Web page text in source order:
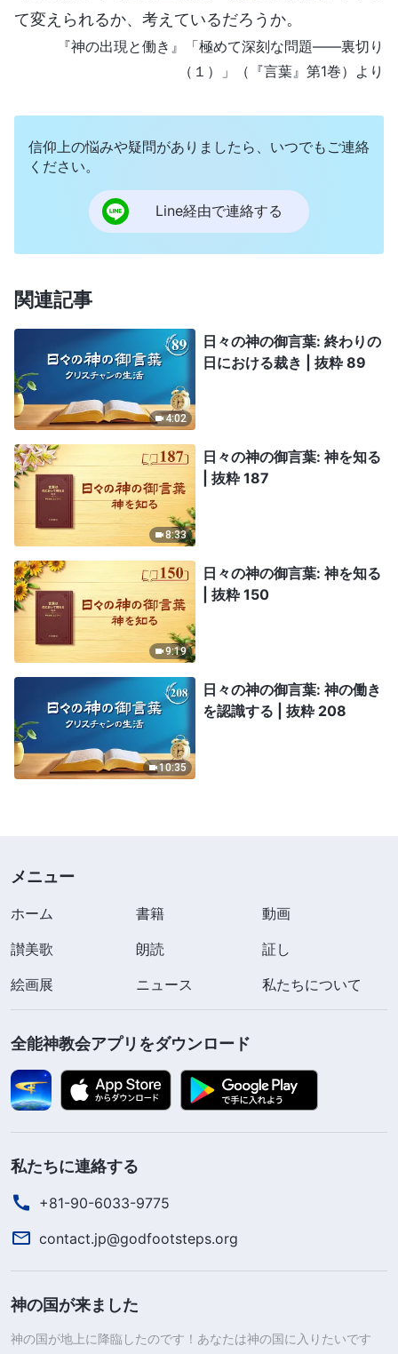
て変えられるか、考えているだろうか。
『神の出現と働き』「極めて深刻な問題――裏切り
（１）」（『言葉』第1巻）より
信仰上の悩みや疑問がありましたら、いつでもご連絡
ください。
Line経由で連絡する
関連記事
4:02
日々の神の御言葉: 終わりの
日における裁き | 抜粋 89
8:33
日々の神の御言葉: 神を知る
| 抜粋 187
9:19
日々の神の御言葉: 神を知る
| 抜粋 150
10:35
日々の神の御言葉: 神の働き
を認識する | 抜粋 208
メニュー
ホーム 書籍
動画
讃美歌
朗読
証し
絵画展
ニュース 私たちについて
全能神教会アプリをダウンロード
私たちに連絡する
+81-90-6033-9775
contact.jp@godfootsteps.org
神の国が来ました
神の国が地上に降臨したのです！あなたは神の国に入りたいです